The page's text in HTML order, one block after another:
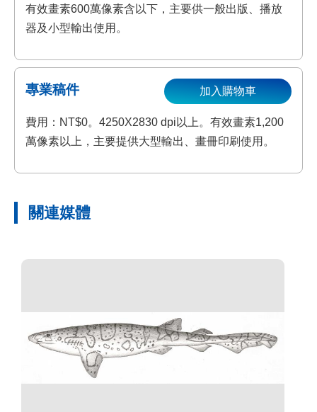
有效畫素600萬像素含以下，主要供一般出版、播放
器及小型輸出使用。
專業稿件
費用：NT$0。4250X2830 dpi以上。有效畫素1,200
萬像素以上，主要提供大型輸出、畫冊印刷使用。
加入購物車
關連媒體